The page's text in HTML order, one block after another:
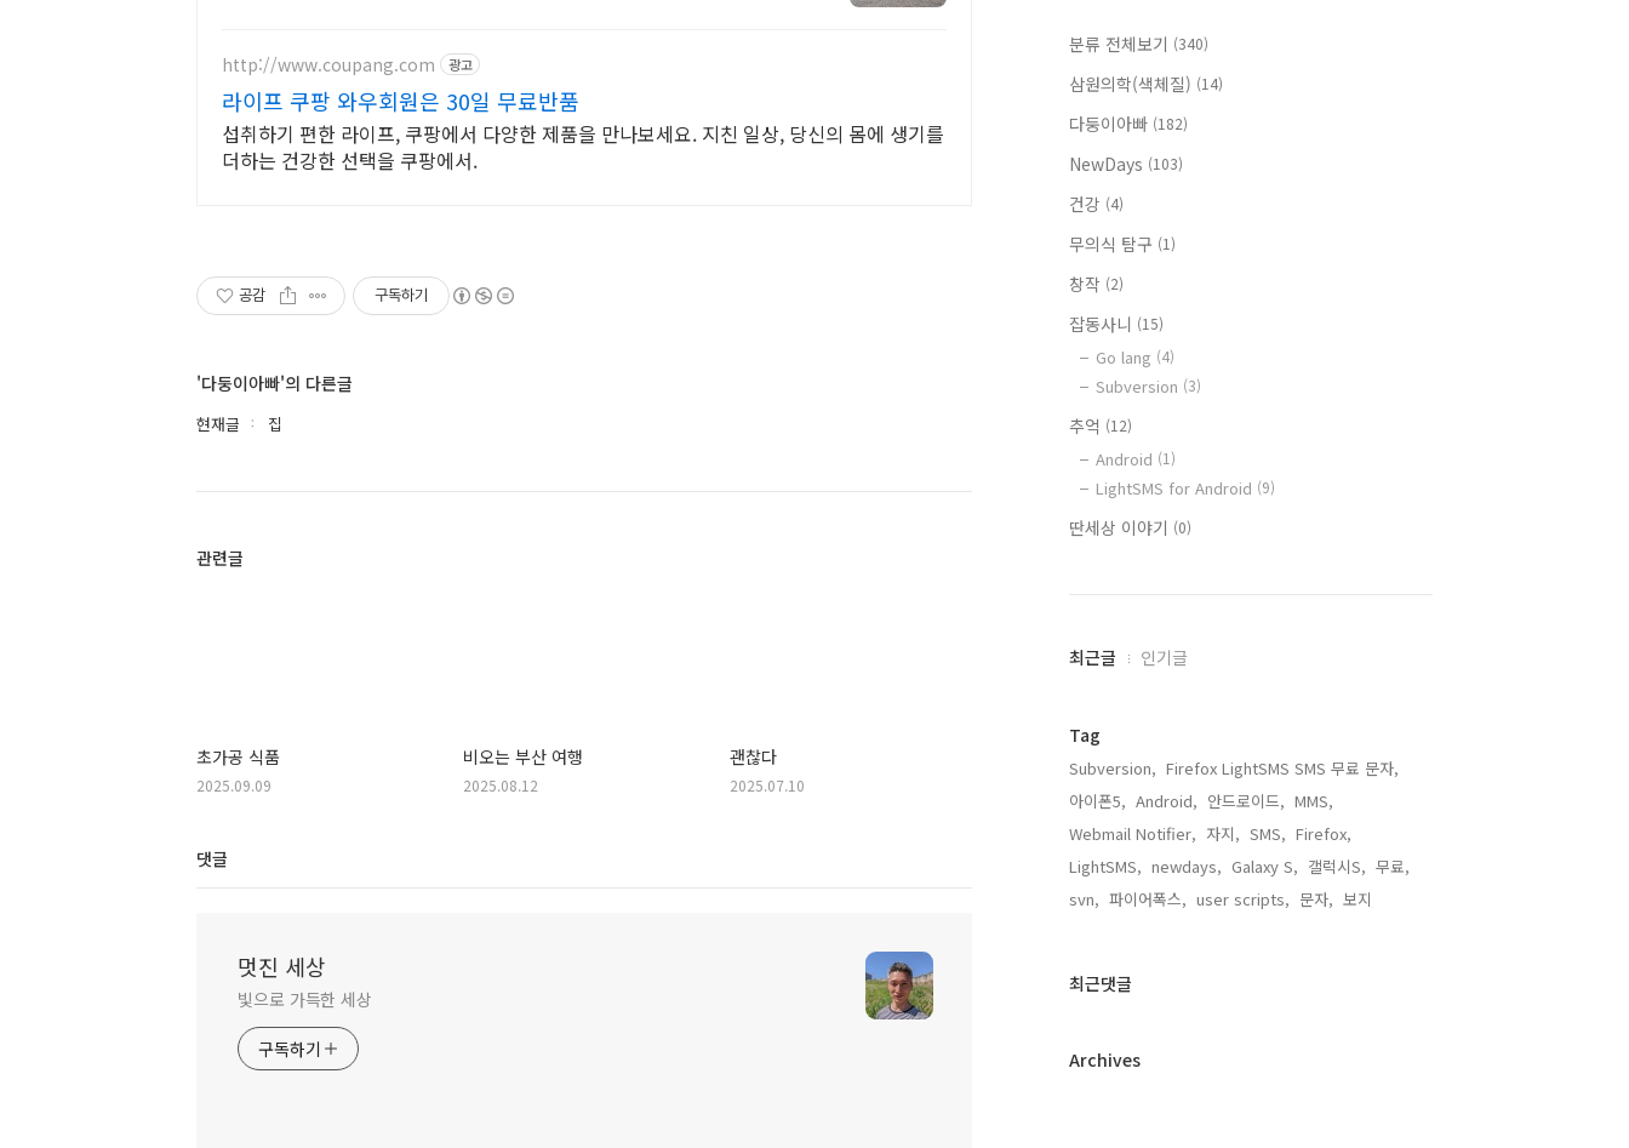
http://www.coupang.com 광고
라이프 쿠팡 와우회원은 30일 무료반품
섭취하기 편한 라이프, 쿠팡에서 다양한 제품을 만나보세요. 지친 일상, 당신의 몸에 생기를
더하는 건강한 선택을 쿠팡에서.
공감 구독하기
'다둥이아빠'의 다른글
현재글 집
관련글
초가공 식품
2025.09.09
비오는 부산 여행
2025.08.12
괜찮다
2025.07.10
댓글
멋진 세상
빛으로 가득한 세상
구독하기
분류 전체보기 (340)
삼원의학(색체질) (14)
다둥이아빠 (182)
NewDays (103)
건강 (4)
무의식 탐구 (1)
창작 (2)
잡동사니 (15)
Go lang (4)
Subversion (3)
추억 (12)
Android (1)
LightSMS for Android (9)
딴세상 이야기 (0)
최
과
기
글
최근글 인기글
Tag
Subversion, Firefox LightSMS SMS 무료 문자,
아이폰5, Android, 안드로이드, MMS,
Webmail Notifier, 자지, SMS, Firefox,
LightSMS, newdays, Galaxy S, 갤럭시S, 무료,
svn, 파이어폭스, user scripts, 문자, 보지,
최근댓글
Archives